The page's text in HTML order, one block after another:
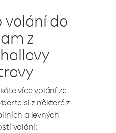
volání do
z
více volání za
si z některé z
a levných
volání: